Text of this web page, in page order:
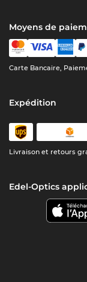
Moyens de
Carte Bancaire,
Expédition
Livraison et retours
Edel-Optics